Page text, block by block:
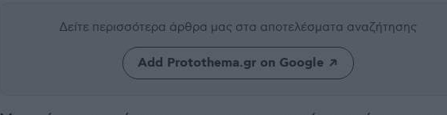
Δείτε περισσότερα άρθρα μας στα αποτελέσματα αναζήτησης
Add Protothema.gr on Google